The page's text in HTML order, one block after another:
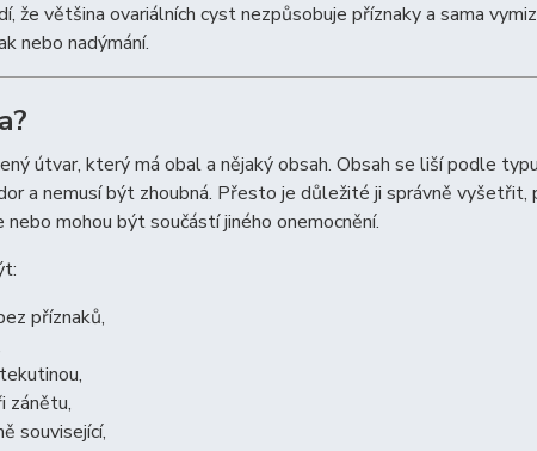
že většina ovariálních cyst nezpůsobuje příznaky a sama
nebo nadýmání.
útvar, který má obal a nějaký obsah. Obsah se liší podle
a nemusí být zhoubná. Přesto je důležité ji správně
mohou být součástí jiného onemocnění.
příznaků,
zánětu,
související,